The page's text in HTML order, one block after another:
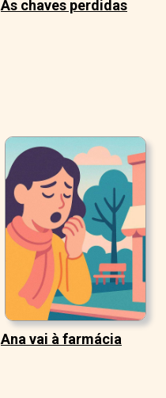
As chaves perdidas
Ana vai à farmácia